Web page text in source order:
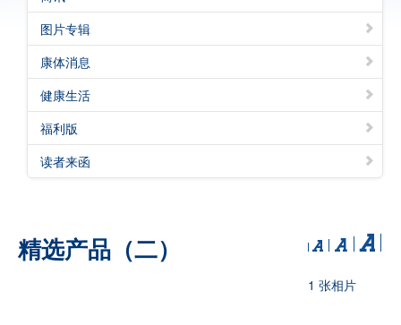
图片专辑
康体消息
健康生活
福利版
读者来函
精选产品（二）
1 张相片